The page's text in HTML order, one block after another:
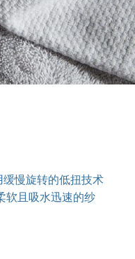
慢旋转的低扭技术
软且吸水迅速的纱